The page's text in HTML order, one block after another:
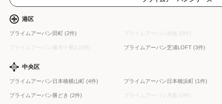
港区
プライムアーバン田町 (2件) プライムアーバン赤坂 (0件)
プライムアーバン麻布十番2 (0件) プライムアーバン芝浦LOFT (3件)
中央区
プライムアーバン日本橋横山町 (4件) プライムアーバン日本橋浜町 (1件)
プライムアーバン勝どき (2件) プライムアーバン月島 (0件)